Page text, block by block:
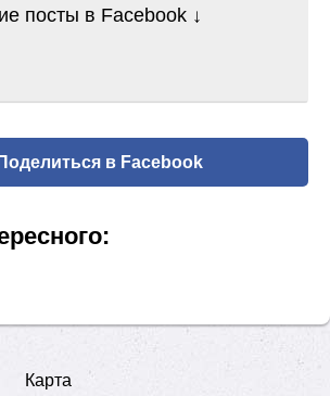
посты в Facebook ↓
Поделиться в Facebook
Карта